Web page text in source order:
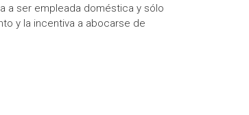
a ser empleada doméstica y sólo
y la incentiva a abocarse de